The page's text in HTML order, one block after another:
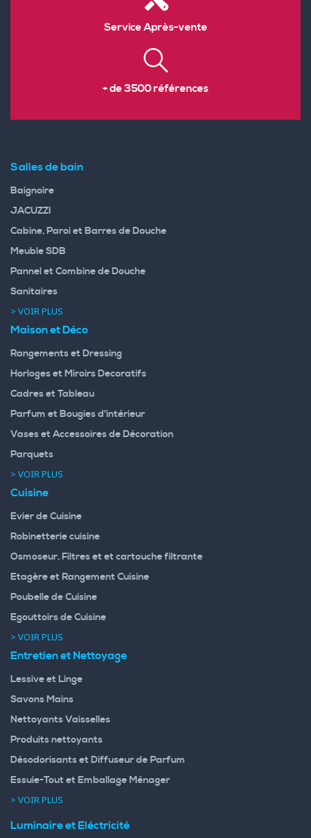
Service Après-vente
+ de 3500 références
Salles de bain
Baignoire
JACUZZI
Cabine, Paroi et Barres de Douche
Meuble SDB
Pannel et Combine de Douche
Sanitaires
> VOIR PLUS
Maison et Déco
Rangements et Dressing
Horloges et Miroirs Decoratifs
Cadres et Tableau
Parfum et Bougies d'intérieur
Vases et Accessoires de Décoration
Parquets
> VOIR PLUS
Cuisine
Evier de Cuisine
Robinetterie cuisine
Osmoseur, Filtres et et cartouche filtrante
Etagère et Rangement Cuisine
Poubelle de Cuisine
Egouttoirs de Cuisine
> VOIR PLUS
Entretien et Nettoyage
Lessive et Linge
Savons Mains
Nettoyants Vaisselles
Produits nettoyants
Désodorisants et Diffuseur de Parfum
Essuie-Tout et Emballage Ménager
> VOIR PLUS
Luminaire et Eléctricité